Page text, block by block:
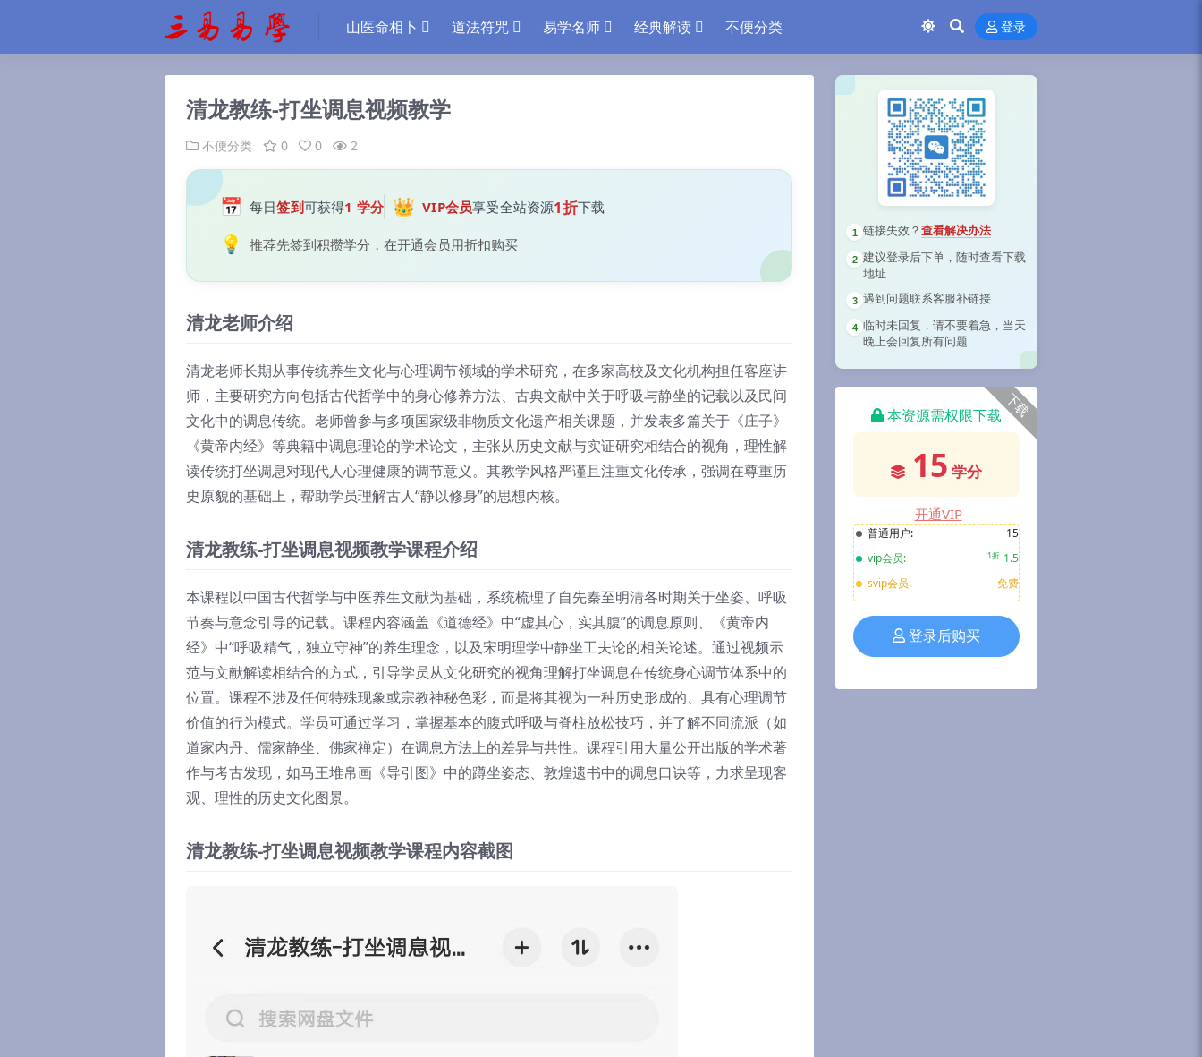
山医命相卜 道法符咒 易学名师 经典解读 不便分类 登录
清龙教练-打坐调息视频教学
不便分类 0 0 2
📅 每日签到可获得1 学分 👑 VIP会员享受全站资源1折下载
💡 推荐先签到积攒学分，在开通会员用折扣购买
清龙老师介绍
清龙老师长期从事传统养生文化与心理调节领域的学术研究，在多家高校及文化机构担任客座讲
师，主要研究方向包括古代哲学中的身心修养方法、古典文献中关于呼吸与静坐的记载以及民间
文化中的调息传统。老师曾参与多项国家级非物质文化遗产相关课题，并发表多篇关于《庄子》
《黄帝内经》等典籍中调息理论的学术论文，主张从历史文献与实证研究相结合的视角，理性解
读传统打坐调息对现代人心理健康的调节意义。其教学风格严谨且注重文化传承，强调在尊重历
史原貌的基础上，帮助学员理解古人“静以修身”的思想内核。
清龙教练-打坐调息视频教学课程介绍
本课程以中国古代哲学与中医养生文献为基础，系统梳理了自先秦至明清各时期关于坐姿、呼吸
节奏与意念引导的记载。课程内容涵盖《道德经》中“虚其心，实其腹”的调息原则、《黄帝内
经》中“呼吸精气，独立守神”的养生理念，以及宋明理学中静坐工夫论的相关论述。通过视频示
范与文献解读相结合的方式，引导学员从文化研究的视角理解打坐调息在传统身心调节体系中的
位置。课程不涉及任何特殊现象或宗教神秘色彩，而是将其视为一种历史形成的、具有心理调节
价值的行为模式。学员可通过学习，掌握基本的腹式呼吸与脊柱放松技巧，并了解不同流派（如
道家内丹、儒家静坐、佛家禅定）在调息方法上的差异与共性。课程引用大量公开出版的学术著
作与考古发现，如马王堆帛画《导引图》中的蹲坐姿态、敦煌遗书中的调息口诀等，力求呈现客
观、理性的历史文化图景。
清龙教练-打坐调息视频教学课程内容截图
1 链接失效？ 查看解决办法
2 建议登录后下单，随时查看下载
地址
3 遇到问题联系客服补链接
4 临时未回复，请不要着急，当天
晚上会回复所有问题
下载
本资源需权限下载
15 学分
开通VIP
普通用户:
15
vip会员:
1折 1.5
svip会员:
免费
登录后购买